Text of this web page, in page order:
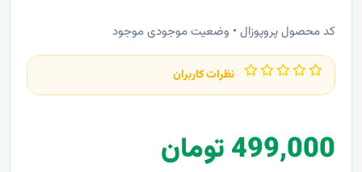
کد محصول پروپوزال • وضعیت موجودی موجود
نظرات کاربران
499,000 تومان